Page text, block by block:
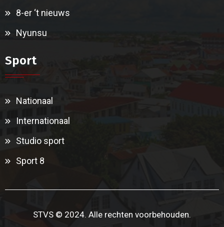
8-er ‘t nieuws
Nyunsu
Sport
Nationaal
Internationaal
Studio sport
Sport 8
STVS © 2024. Alle rechten voorbehouden.